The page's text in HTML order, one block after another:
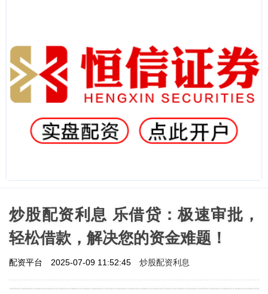
炒股配资利息 乐借贷：极速审批，
轻松借款，解决您的资金难题！
配资平台 2025-07-09 11:52:45 炒股配资利息